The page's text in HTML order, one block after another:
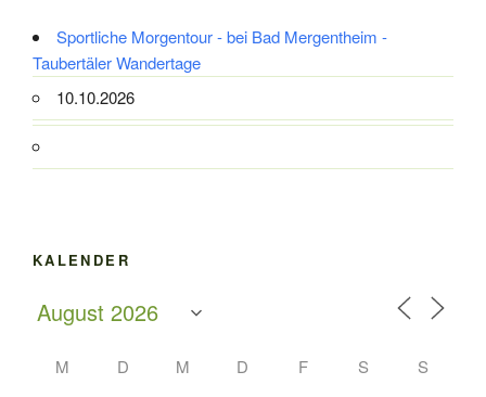
Sportliche Morgentour - bei Bad Mergentheim -
Taubertäler Wandertage
10.10.2026
KALENDER
M D M D F S S